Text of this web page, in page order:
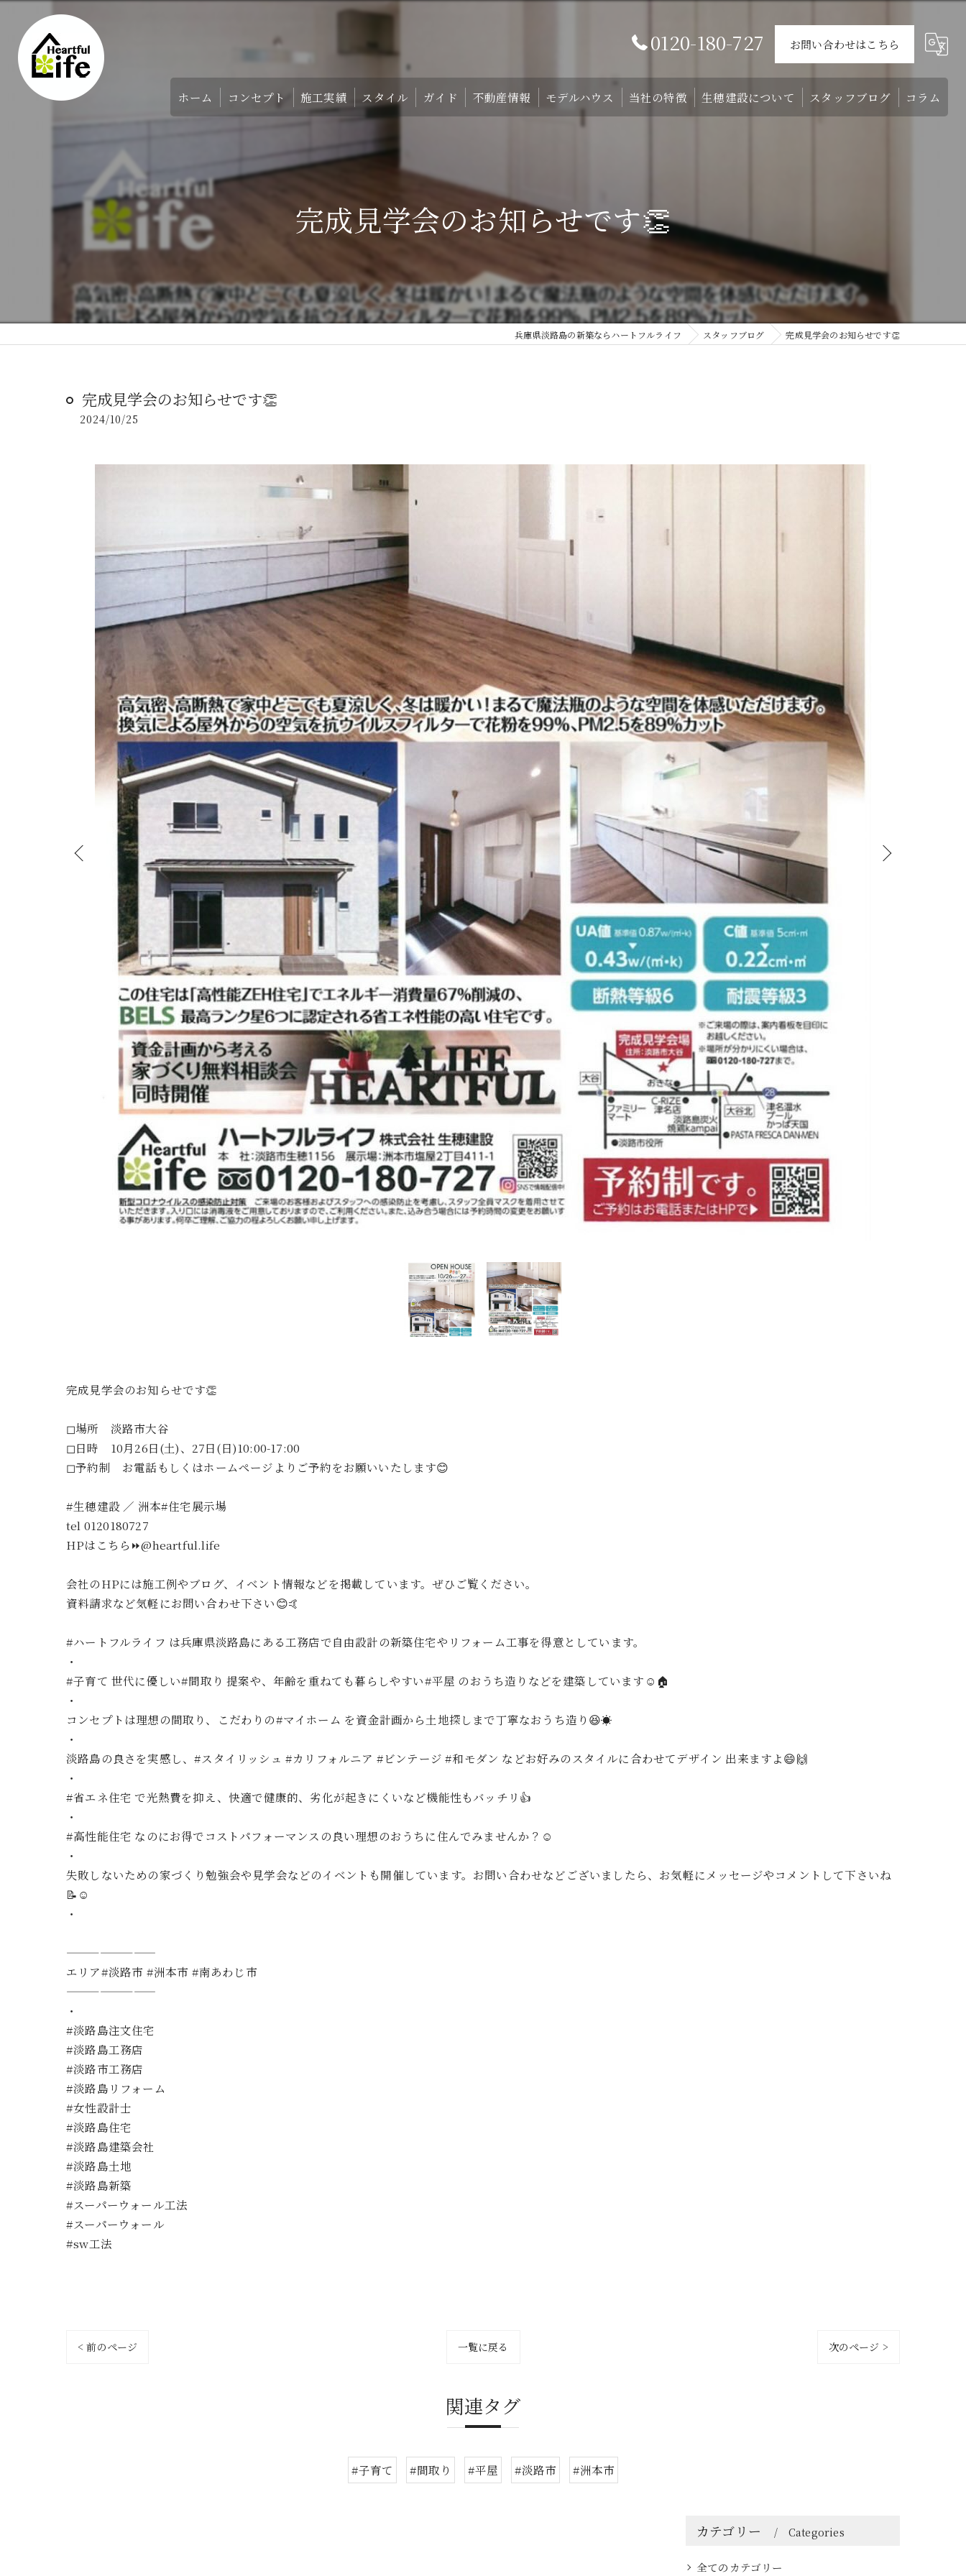
0120-180-727 お問い合わせはこちら
ホーム コンセプト
家づくりのコンセプト
アバウト
施工実績 スタイル
中庭のある家
HOMA-STYLE
ガイド
失敗しない土地探しのコツ
住まいの標準装備
サポート
不動産情報 モデルハウス
ご予約
当社の特徴
リフォーム
注文住宅
土地
生穂建設について スタッフブログ コラム
完成見学会のお知らせです👏
兵庫県淡路島の新築ならハートフルライフ スタッフブログ 完成見学会のお知らせです👏
完成見学会のお知らせです👏
2024/10/25
完成見学会のお知らせです👏
◻︎場所 淡路市大谷
◻︎日時 10月26日(土)、27日(日)10:00-17:00
◻︎予約制 お電話もしくはホームページよりご予約をお願いいたします😊
#生穂建設 ／ 洲本#住宅展示場
tel 0120180727
HPはこちら⏩@heartful.life
会社のHPには施工例やブログ、イベント情報などを掲載しています。ぜひご覧ください。
資料請求など気軽にお問い合わせ下さい😊🤙
#ハートフルライフ は兵庫県淡路島にある工務店で自由設計の新築住宅やリフォーム工事を得意としています。
・
#子育て 世代に優しい#間取り 提案や、年齢を重ねても暮らしやすい#平屋 のおうち造りなどを建築しています☺️🏠
・
コンセプトは理想の間取り、こだわりの#マイホーム を資金計画から土地探しまで丁寧なおうち造り😆☀️
・
淡路島の良さを実感し、#スタイリッシュ #カリフォルニア #ビンテージ #和モダン などお好みのスタイルに合わせてデザイン 出来ますよ😄🙌
・
#省エネ住宅 で光熱費を抑え、快適で健康的、劣化が起きにくいなど機能性もバッチリ👍
・
#高性能住宅 なのにお得でコストパフォーマンスの良い理想のおうちに住んでみませんか？☺️
・
失敗しないための家づくり勉強会や見学会などのイベントも開催しています。お問い合わせなどございましたら、お気軽にメッセージやコメントして下さいね
📝☺️
・
————————
エリア#淡路市 #洲本市 #南あわじ市
————————
・
#淡路島注文住宅
#淡路島工務店
#淡路市工務店
#淡路島リフォーム
#女性設計士
#淡路島住宅
#淡路島建築会社
#淡路島土地
#淡路島新築
#スーパーウォール工法
#スーパーウォール
#sw工法
< 前のページ 一覧に戻る 次のページ >
関連タグ
#子育て #間取り #平屋 #淡路市 #洲本市
カテゴリー Categories
全てのカテゴリー